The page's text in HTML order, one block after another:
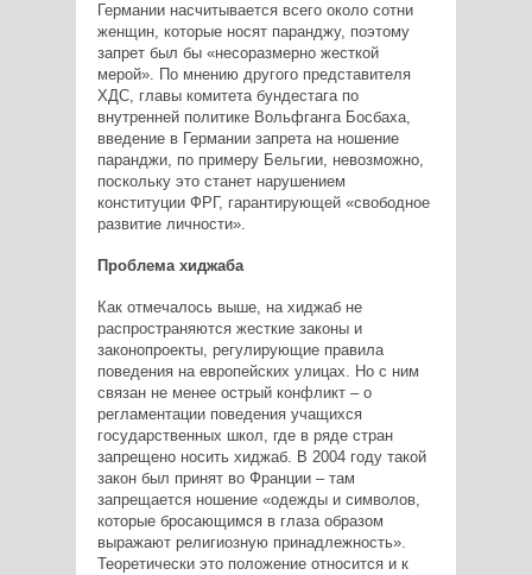
Германии насчитывается всего около сотни
женщин, которые носят паранджу, поэтому
запрет был бы «несоразмерно жесткой
мерой». По мнению другого представителя
ХДС, главы комитета бундестага по
внутренней политике Вольфганга Босбаха,
введение в Германии запрета на ношение
паранджи, по примеру Бельгии, невозможно,
поскольку это станет нарушением
конституции ФРГ, гарантирующей «свободное
развитие личности».
Проблема хиджаба
Как отмечалось выше, на хиджаб не
распространяются жесткие законы и
законопроекты, регулирующие правила
поведения на европейских улицах. Но с ним
связан не менее острый конфликт – о
регламентации поведения учащихся
государственных школ, где в ряде стран
запрещено носить хиджаб. В 2004 году такой
закон был принят во Франции – там
запрещается ношение «одежды и символов,
которые бросающимся в глаза образом
выражают религиозную принадлежность».
Теоретически это положение относится и к